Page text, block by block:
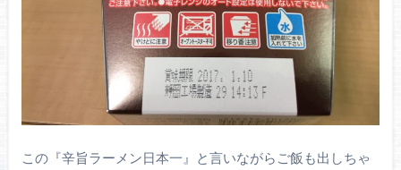
この『辛旨ラーメン日本一』と言いながらご飯も出しちゃ